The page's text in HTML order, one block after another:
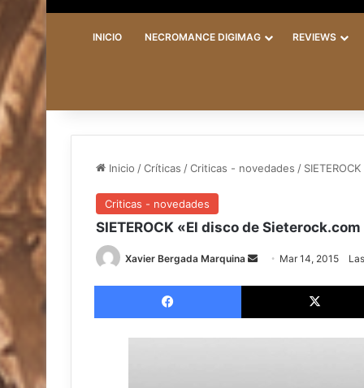
INICIO NECROMANCE DIGIMAG REVIEWS
Inicio /Críticas /Criticas - novedades /
Criticas - novedades
SIETEROCK «El disco de
Xavier Bergada Marquina
d
a
Mar 14, 2015
Facebook